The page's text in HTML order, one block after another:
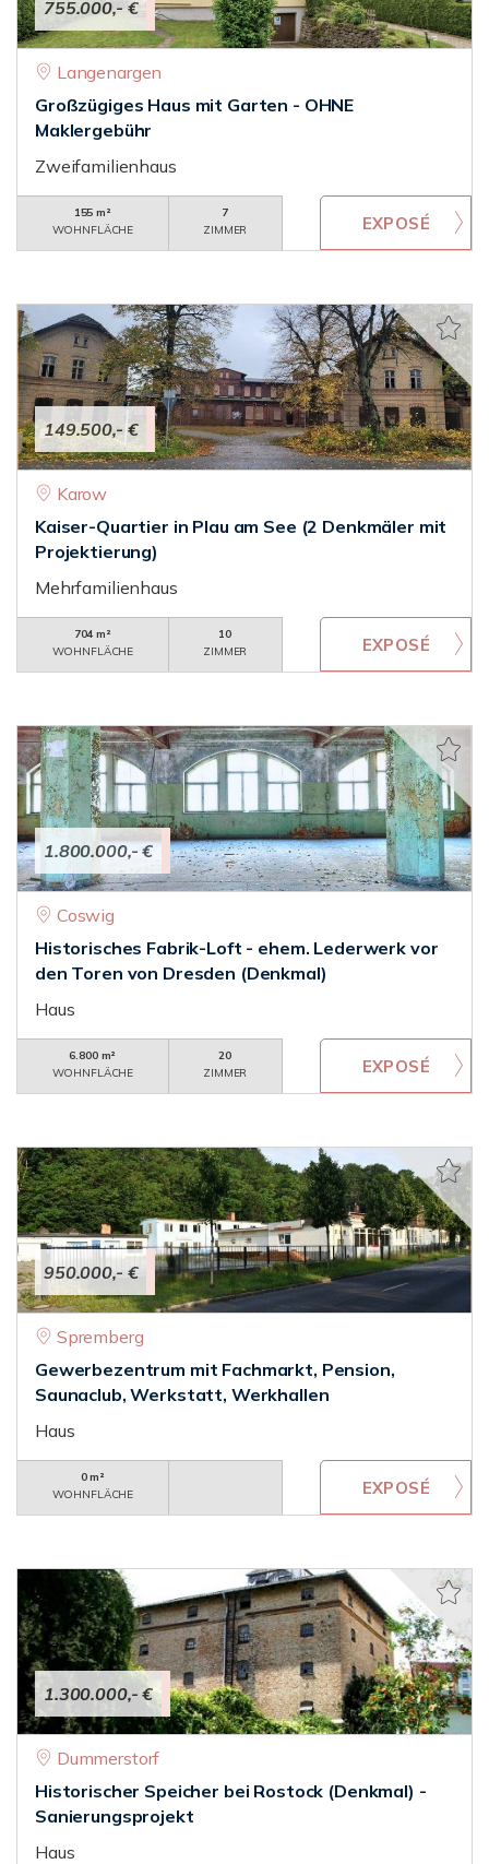
755.000,- €
Langenargen
Großzügiges Haus mit Garten - OHNE
Maklergebühr
Zweifamilienhaus
155 m²
WOHNFLÄCHE
7
ZIMMER
149.500,- €
Karow
Kaiser-Quartier in Plau am See (2 Denkmäler mit
Projektierung)
Mehrfamilienhaus
704 m²
WOHNFLÄCHE
10
ZIMMER
1.800.000,- €
Coswig
Historisches Fabrik-Loft - ehem. Lederwerk vor
den Toren von Dresden (Denkmal)
Haus
6.800 m²
WOHNFLÄCHE
20
ZIMMER
950.000,- €
Spremberg
Gewerbezentrum mit Fachmarkt, Pension,
Saunaclub, Werkstatt, Werkhallen
Haus
0 m²
WOHNFLÄCHE
1.300.000,- €
Dummerstorf
Historischer Speicher bei Rostock (Denkmal) -
Sanierungsprojekt
Haus